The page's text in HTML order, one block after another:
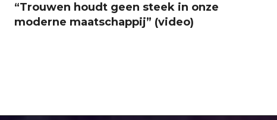
“Trouwen houdt geen steek in onze
moderne maatschappij” (video)